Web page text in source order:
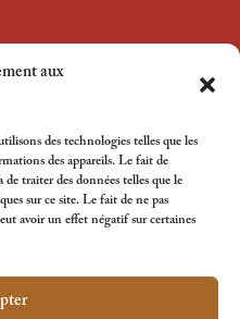
aux
des technologies telles que les
des appareils. Le fait de
traiter des données telles que le
sur ce site. Le fait de ne pas
avoir un effet négatif sur certaines
nous